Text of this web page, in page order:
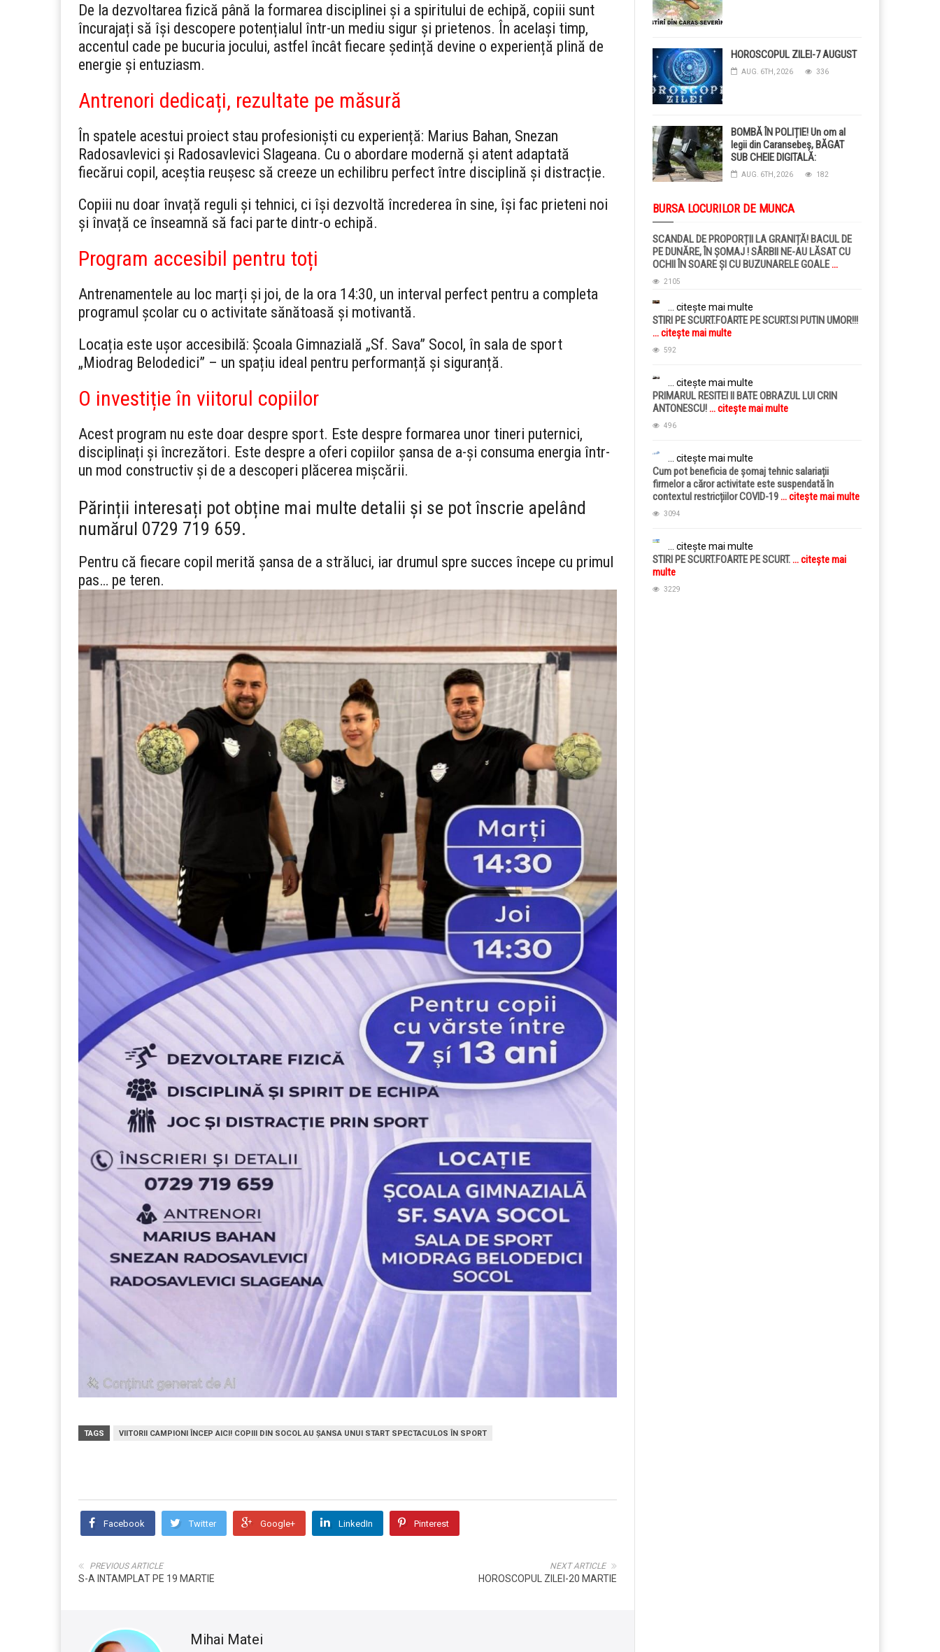
De la dezvoltarea fizică până la formarea disciplinei și a spiritului de echipă, copiii sunt
încurajați să își descopere potențialul într-un mediu sigur și prietenos. În același timp,
accentul cade pe bucuria jocului, astfel încât fiecare ședință devine o experiență plină de
energie și entuziasm.
Antrenori dedicați, rezultate pe măsură
În spatele acestui proiect stau profesioniști cu experiență: Marius Bahan, Snezan
Radosavlevici și Radosavlevici Slageana. Cu o abordare modernă și atent adaptată
fiecărui copil, aceștia reușesc să creeze un echilibru perfect între disciplină și distracție.
Copiii nu doar învață reguli și tehnici, ci își dezvoltă încrederea în sine, își fac prieteni noi
și învață ce înseamnă să faci parte dintr-o echipă.
Program accesibil pentru toți
Antrenamentele au loc marți și joi, de la ora 14:30, un interval perfect pentru a completa
programul școlar cu o activitate sănătoasă și motivantă.
Locația este ușor accesibilă: Școala Gimnazială „Sf. Sava” Socol, în sala de sport
„Miodrag Belodedici” – un spațiu ideal pentru performanță și siguranță.
O investiție în viitorul copiilor
Acest program nu este doar despre sport. Este despre formarea unor tineri puternici,
disciplinați și încrezători. Este despre a oferi copiilor șansa de a-și consuma energia într-
un mod constructiv și de a descoperi plăcerea mișcării.
Părinții interesați pot obține mai multe detalii și se pot înscrie apelând
numărul 0729 719 659.
Pentru că fiecare copil merită șansa de a străluci, iar drumul spre succes începe cu primul
pas… pe teren.
TAGS VIITORII CAMPIONI ÎNCEP AICI! COPIII DIN SOCOL AU ȘANSA UNUI START SPECTACULOS ÎN SPORT
Facebook Twitter Google+ LinkedIn Pinterest
NEXT ARTICLE
HOROSCOPUL ZILEI-20 MARTIE
PREVIOUS ARTICLE
S-A INTAMPLAT PE 19 MARTIE
Mihai Matei
HOROSCOPUL ZILEI-7 AUGUST
AUG. 6TH, 2026 336
BOMBĂ ÎN POLIȚIE! Un om al
legii din Caransebeș, BĂGAT
SUB CHEIE DIGITALĂ:
Judecătorii i-au pus BRĂȚARĂ
ELECTRONICĂ la picior!
AUG. 6TH, 2026 182
BURSA LOCURILOR DE MUNCA
SCANDAL DE PROPORȚII LA GRANIȚĂ! BACUL DE
PE DUNĂRE, ÎN ȘOMAJ ! SÂRBII NE-AU LĂSAT CU
OCHII ÎN SOARE ȘI CU BUZUNARELE GOALE...
citește mai multe
2105
... citește mai multe
STIRI PE SCURT.FOARTE PE SCURT.SI PUTIN UMOR!!!
... citește mai multe
592
... citește mai multe
PRIMARUL RESITEI II BATE OBRAZUL LUI CRIN
ANTONESCU!... citește mai multe
496
... citește mai multe
Cum pot beneficia de șomaj tehnic salariații
firmelor a căror activitate este suspendată în
contextul restricțiilor COVID-19... citește mai multe
3094
... citește mai multe
STIRI PE SCURT.FOARTE PE SCURT.... citește mai
multe
3229